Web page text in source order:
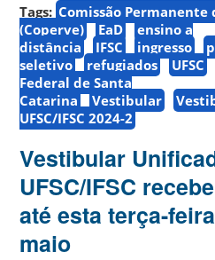
Tags: Comissão
(Coperve)
EaD
ensino a
distância
IFSC ingresso
seletivo
refugiados UFSC
Federal de Santa
Catarina
Vestibular
UFSC/IFSC 2024-2
Vestibular
UFSC/IFSC
até esta terça-
maio